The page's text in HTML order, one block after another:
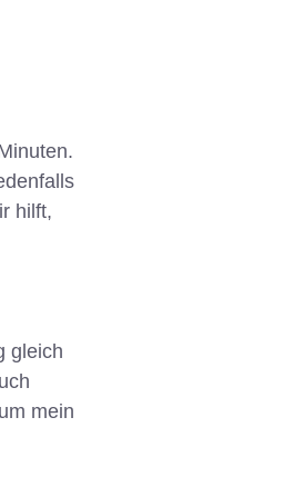
hilft,
gleich
mein